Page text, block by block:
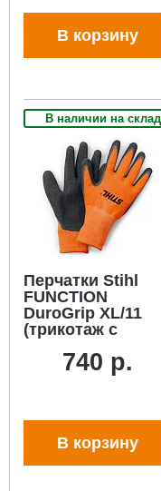
В корзину
В наличии на
Перчатки Stihl
FUNCTION
DuroGrip XL/11
(трикотаж с
покрытием)
740 р.
В корзину